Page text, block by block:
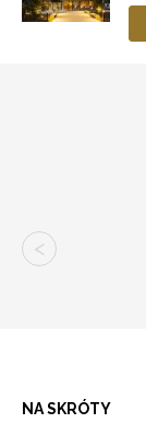
NA SKRÓTY